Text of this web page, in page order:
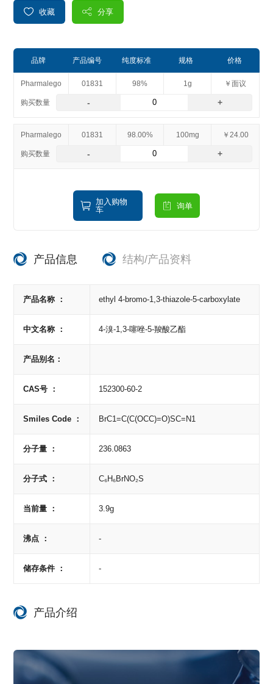
收藏 分享
品牌 产品编号 纯度标准 规格 价格
Pharmalego 01831 98% 1g ￥面议
- +
Pharmalego 01831 98.00% 100mg ￥24.00
- +
加入购物
车
询单
产品信息 结构/产品资料
产品名称 ： ethyl 4-bromo-1,3-thiazole-5-carboxylate
中文名称 ： 4-溴-1,3-噻唑-5-羧酸乙酯
产品别名：
CAS号 ： 152300-60-2
Smiles Code ： BrC1=C(C(OCC)=O)SC=N1
分子量 ： 236.0863
分子式 ： C₆H₆BrNO₂S
当前量 ： 3.9g
沸点 ： -
储存条件 ： -
产品介绍